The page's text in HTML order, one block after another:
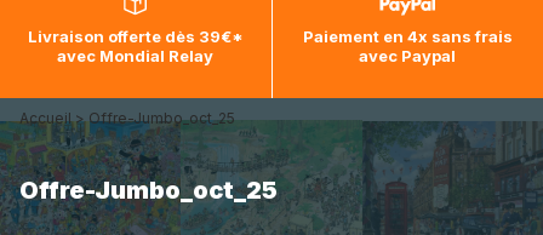
Livraison offerte dès 39€*
avec Mondial Relay
Paiement en 4x sans frais
avec Paypal
Accueil >Offre-Jumbo_oct_25
Offre-Jumbo_oct_25